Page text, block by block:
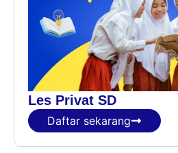
Les Privat SD
Daftar sekarang